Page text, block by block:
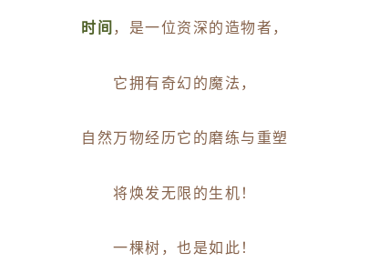
时间 ，是一位资深的造物者，
它拥有奇幻的魔法，
自然万物经历它的磨练与重塑
将焕发无限的生机！
一棵树，也是如此！